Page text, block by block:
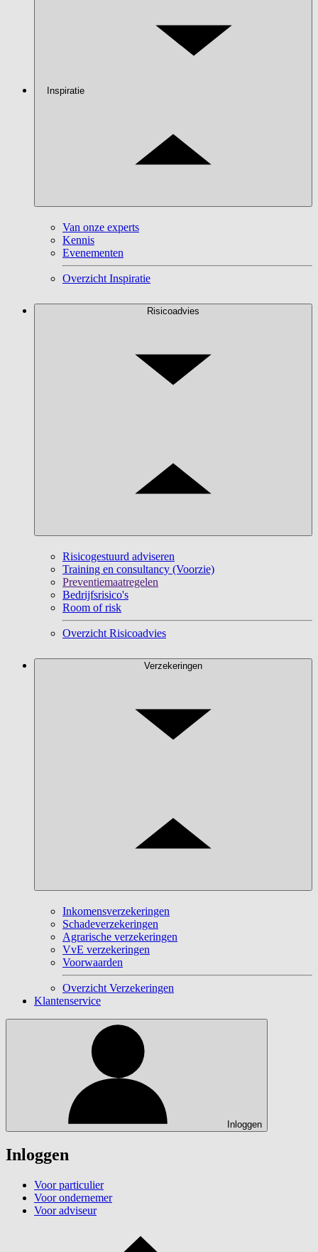
Inspiratie
Van onze experts
Kennis
Evenementen
Overzicht Inspiratie
Risicoadvies
Risicogestuurd adviseren
Training en consultancy (Voorzie)
Preventiemaatregelen
Bedrijfsrisico's
Room of risk
Overzicht Risicoadvies
Verzekeringen
Inkomensverzekeringen
Schadeverzekeringen
Agrarische verzekeringen
VvE verzekeringen
Voorwaarden
Overzicht Verzekeringen
Klantenservice
Inloggen
Inloggen
Voor particulier
Voor ondernemer
Voor adviseur